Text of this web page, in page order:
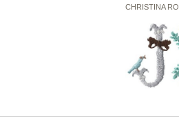
CHRISTINA